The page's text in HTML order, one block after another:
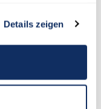
Details zeigen
Ort an.
zu helfen.
durch